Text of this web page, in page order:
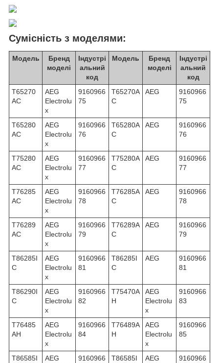
Сумісність з моделями:
Модель
Бренд
моделі
Індустрі
альний
код
Модель
Бренд
моделі
Індустрі
альний
код
T65270
AC
AEG
Electrolu
x
9160966
75
T65270A
C
AEG
9160966
75
T65280
AC
AEG
Electrolu
x
9160966
76
T65280A
C
AEG
9160966
76
T75280
AC
AEG
Electrolu
x
9160966
77
T75280A
C
AEG
9160966
77
T76285
AC
AEG
Electrolu
x
9160966
78
T76285A
C
AEG
9160966
78
T76289
AC
AEG
Electrolu
x
9160966
79
T76289A
C
AEG
9160966
79
T86285I
C
AEG
Electrolu
x
9160966
81
T86285I
C
AEG
9160966
81
T86290I
C
AEG
Electrolu
x
9160966
82
T75470A
H
AEG
Electrolu
x
9160966
83
T76485
AH
AEG
Electrolu
x
9160966
84
T76489A
H
AEG
Electrolu
x
9160966
85
T86585I
AEG
9160966
T86585I
AEG
9160966